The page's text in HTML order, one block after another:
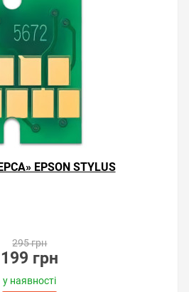
EPSON STYLUS
295 грн
199 грн
у наявності